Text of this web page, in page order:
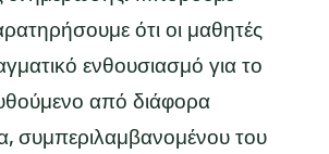
ότι οι μαθητές
ενθουσιασμό για το
από διάφορα
συμπεριλαμβανομένου του